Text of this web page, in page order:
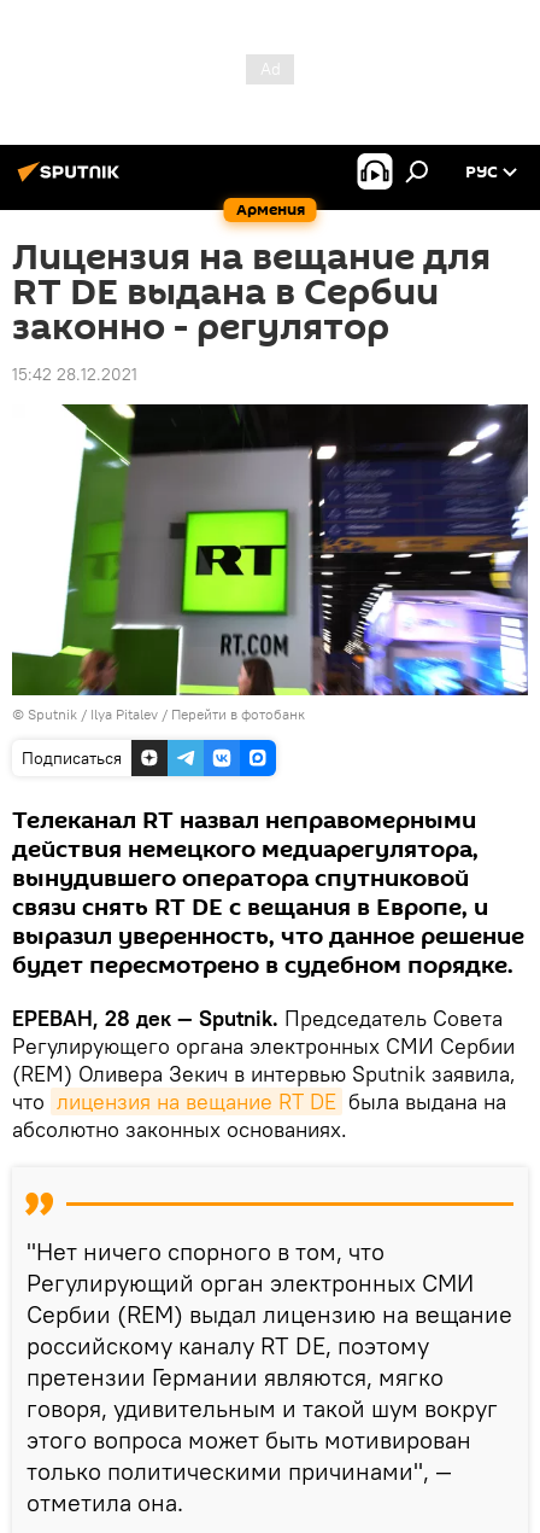
Армения
РУС
Лицензия на вещание для
RT DE выдана в Сербии
законно - регулятор
15:42 28.12.2021
© Sputnik / Ilya Pitalev / Перейти в фотобанк
Подписаться
Телеканал RT назвал неправомерными
действия немецкого медиарегулятора,
вынудившего оператора спутниковой
связи снять RT DE с вещания в Европе, и
выразил уверенность, что данное решение
будет пересмотрено в судебном порядке.
ЕРЕВАН, 28 дек — Sputnik. Председатель Совета
Регулирующего органа электронных СМИ Сербии
(REM) Оливера Зекич в интервью Sputnik заявила,
что лицензия на вещание RT DE была выдана на
абсолютно законных основаниях.
"Нет ничего спорного в том, что
Регулирующий орган электронных СМИ
Сербии (REM) выдал лицензию на вещание
российскому каналу RT DE, поэтому
претензии Германии являются, мягко
говоря, удивительным и такой шум вокруг
этого вопроса может быть мотивирован
только политическими причинами", —
отметила она.